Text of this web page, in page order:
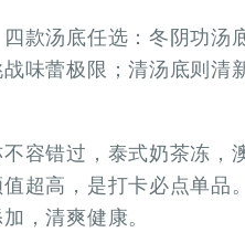
款汤底任选：冬阴功汤
味蕾极限；清汤底则清
容错过，泰式奶茶冻，
超高，是打卡必点单品
，清爽健康。